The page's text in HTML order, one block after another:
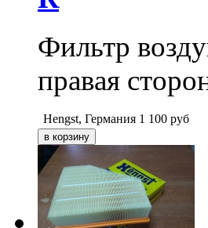
Фильтр
правая
Hengst, Германия 1 100 руб